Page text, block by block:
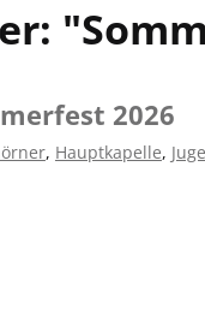
2026
, Hauptkapelle,